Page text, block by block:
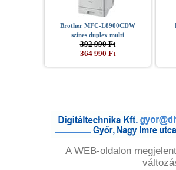
Brother MFC-L8900CDW
színes duplex multi
392 990 Ft
364 990 Ft
A WEB-oldalon